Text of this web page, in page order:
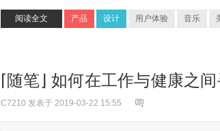
阅读全文 产品 设计 用户体验 音乐
⌈随笔⌋ 如何在工作与健康之
C7210 发表于 2019-03-22 15:55